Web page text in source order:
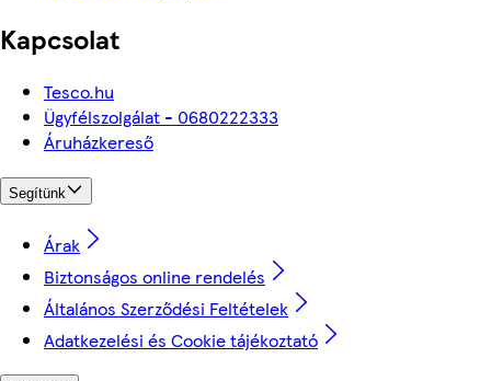
Kapcsolat
Tesco.hu
Ügyfélszolgálat - 0680222333
Áruházkereső
Segítünk
Árak
Biztonságos online rendelés
Általános Szerződési Feltételek
Adatkezelési és Cookie tájékoztató